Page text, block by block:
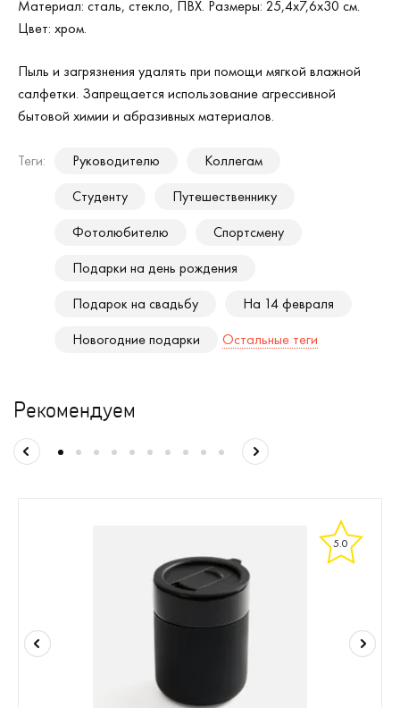
Материал: сталь, стекло, ПВХ. Размеры: 25,4х7,6х30 см.
Цвет: хром.
Пыль и загрязнения удалять при помощи мягкой влажной
салфетки. Запрещается использование агрессивной
бытовой химии и абразивных материалов.
Теги: Руководителю
Коллегам
Студенту
Путешественнику
Фотолюбителю
Спортсмену
Подарки на день рождения
Подарок на свадьбу
На 14 февраля
Новогодние подарки
Остальные теги
Рекомендуем
5.0